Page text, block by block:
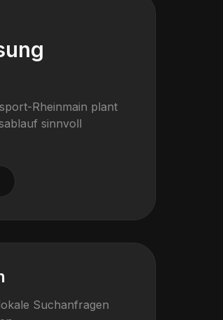
Rheinmain plant
sinnvoll
Suchanfragen